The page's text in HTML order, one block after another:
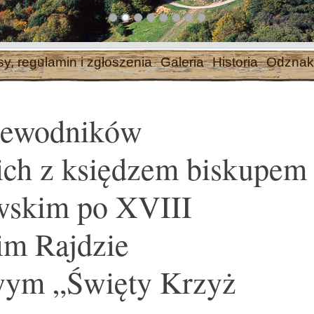
regulamin i zgłoszenia Galeria Historia
z księdzem biskupem
po XVIII
Rajdzie
„Święty Krzyż